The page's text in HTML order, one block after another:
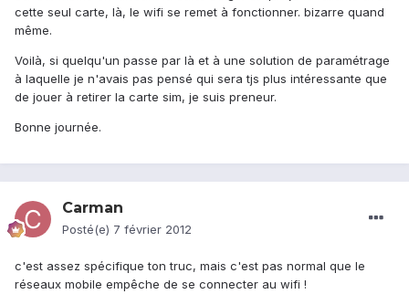
cette seul carte, là, le wifi se remet à fonctionner. bizarre quand
même.
Voilà, si quelqu'un passe par là et à une solution de paramétrage
à laquelle je n'avais pas pensé qui sera tjs plus intéressante que
de jouer à retirer la carte sim, je suis preneur.
Bonne journée.
Carman
Posté(e) 7 février 2012
c'est assez spécifique ton truc, mais c'est pas normal que le
réseaux mobile empêche de se connecter au wifi !